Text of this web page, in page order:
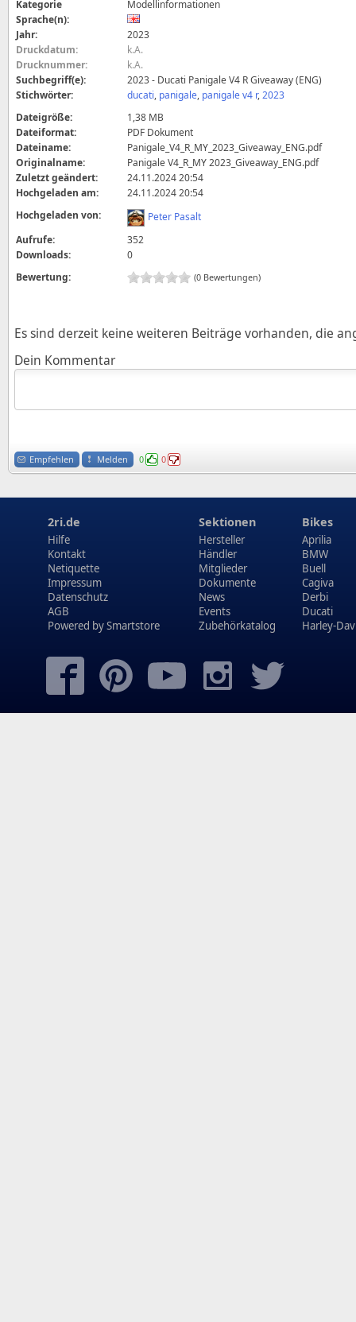
Kategorie
Modellinformationen
Sprache(n):
Jahr:
2023
Druckdatum:
k.A.
Drucknummer:
k.A.
Suchbegriff(e):
2023 - Ducati Panigale V4 R Giveaway (ENG)
Stichwörter:
ducati, panigale, panigale v4 r,2023
Dateigröße:
1,38 MB
Dateiformat:
PDF Dokument
Dateiname:
Panigale_V4_R_MY_2023_Giveaway_ENG.pdf
Originalname:
Panigale V4_R_MY 2023_Giveaway_ENG.pdf
Zuletzt geändert:
24.11.2024 20:54
Hochgeladen am:
24.11.2024 20:54
Hochgeladen von:
Peter Pasalt
Aufrufe:
352
Downloads:
0
Bewertung:
(0 Bewertungen)
Es sind derzeit keine weiteren Beiträge vorhanden, die
Dein Kommentar
Empfehlen Melden 0 0
2ri.de
Hilfe
Kontakt
Netiquette
Impressum
Datenschutz
AGB
Powered bySmartstore
Sektionen
Hersteller
Händler
Mitglieder
Dokumente
News
Events
Zubehörkatalog
Bikes
Aprilia
BMW
Buell
Cagiva
Derbi
Ducati
Harley-